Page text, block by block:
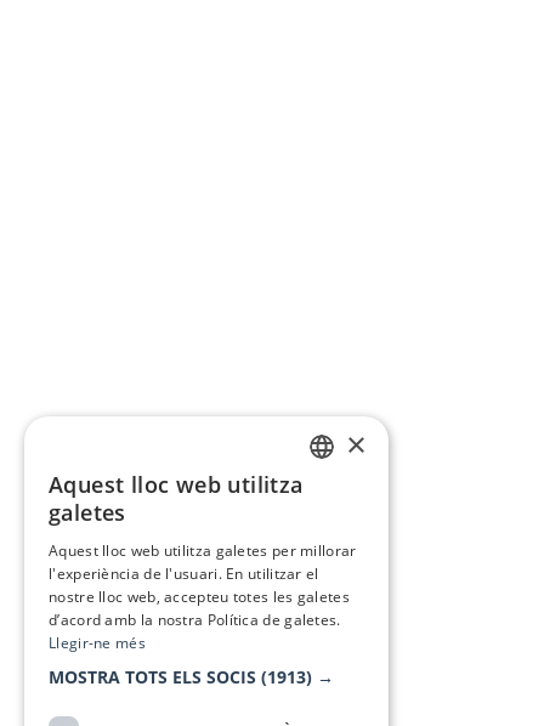
×
Aquest lloc web utilitza
galetes
Aquest lloc web utilitza galetes per millorar
l'experiència de l'usuari. En utilitzar el
nostre lloc web, accepteu totes les galetes
d’acord amb la nostra Política de galetes.
Llegir-ne més
MOSTRA TOTS ELS SOCIS (1913) →